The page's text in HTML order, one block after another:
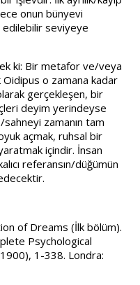
onun bünyevi
seviyeye
ki: Bir metafor ve/veya
Oidipus o zamana kadar
gerçekleşen, bir
deyim yerindeyse
sahneyi zamanın tam
açmak, ruhsal bir
içindir. İnsan
referansın/düğümün
of Dreams (İlk bölüm).
Psychological
1-338. Londra: